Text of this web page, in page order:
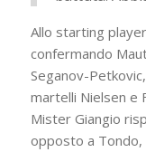
Allo starting
confermando
Seganov-
martelli Nielsen e
Mister Giangio
opposto a Tondo,